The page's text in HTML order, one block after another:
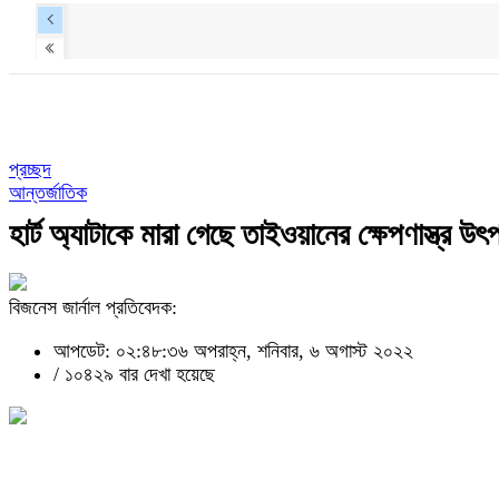
প্রচ্ছদ
আন্তর্জাতিক
হার্ট অ্যাটাকে মারা গেছে তাইওয়ানের ক্ষেপণাস্ত্র
বিজনেস জার্নাল প্রতিবেদক:
আপডেট: ০২:৪৮:৩৬ অপরাহ্ন, শনিবার, ৬ অগাস্ট ২০২২
/ ১০৪২৯ বার দেখা হয়েছে